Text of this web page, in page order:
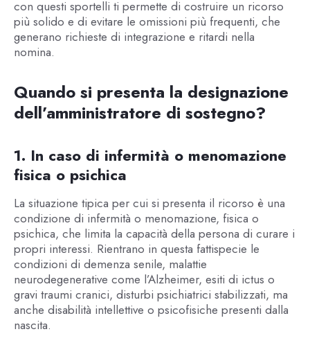
con questi sportelli ti permette di costruire un ricorso
più solido e di evitare le omissioni più frequenti, che
generano richieste di integrazione e ritardi nella
nomina.
Quando si presenta la designazione
dell’amministratore di sostegno?
1. In caso di infermità o menomazione
fisica o psichica
La situazione tipica per cui si presenta il ricorso è una
condizione di infermità o menomazione, fisica o
psichica, che limita la capacità della persona di curare i
propri interessi. Rientrano in questa fattispecie le
condizioni di demenza senile, malattie
neurodegenerative come l’Alzheimer, esiti di ictus o
gravi traumi cranici, disturbi psichiatrici stabilizzati, ma
anche disabilità intellettive o psicofisiche presenti dalla
nascita.